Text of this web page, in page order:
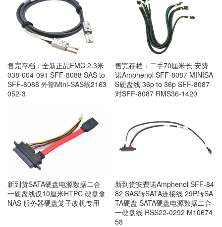
售完存档：全新正品EMC 2.3米
038-004-091 SFF-8088 SAS to
SFF-8088 外部Mini-SAS线2163
052-3
售完存档：二手70厘米长 安费
诺Amphenol SFF-8087 MINISA
S硬盘线 36p to 36p SFF-8087
对SFF-8087 RMS36-1420
新到货SATA硬盘电源数据二合
一硬盘线仅10厘米HTPC 硬盘盒
NAS 服务器硬盘笼子改机专用
新到货安费诺Amphenol SFF-84
82 SAS转SATA连接线 29P转SA
TA硬盘 SATA硬盘电源数据二合
一硬盘线 RSS22-0292 M10674
58